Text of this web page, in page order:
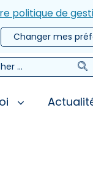
politique de
Changer mes